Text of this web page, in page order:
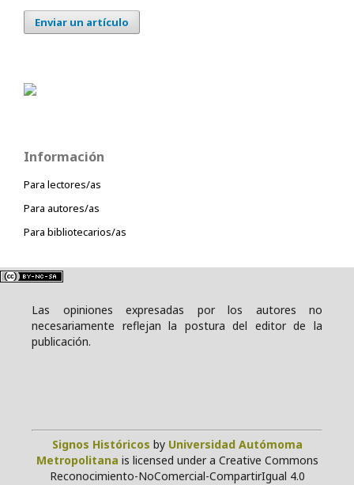
Enviar un artículo
Información
Para lectores/as
Para autores/as
Para bibliotecarios/as
Las opiniones expresadas por los autores no
necesariamente reflejan la postura del editor de la
publicación.
Signos Históricos by Universidad Autómoma
Metropolitana is licensed under a Creative Commons
Reconocimiento-NoComercial-CompartirIgual 4.0